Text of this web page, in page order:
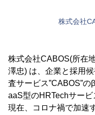
株式会社
株式会社CABOS(所在
澤忠) は、企業と採用
査サービス”CABOS”
aaS型のHRTechサービ
現在、コロナ禍で加速